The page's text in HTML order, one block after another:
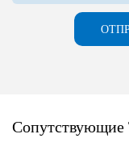
Сопутствующие